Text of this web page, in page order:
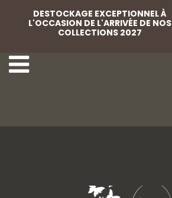
DESTOCKAGE EXCEPTIONNEL À
L'OCCASION DE L'ARRIVÉE DE NOS
COLLECTIONS 2027